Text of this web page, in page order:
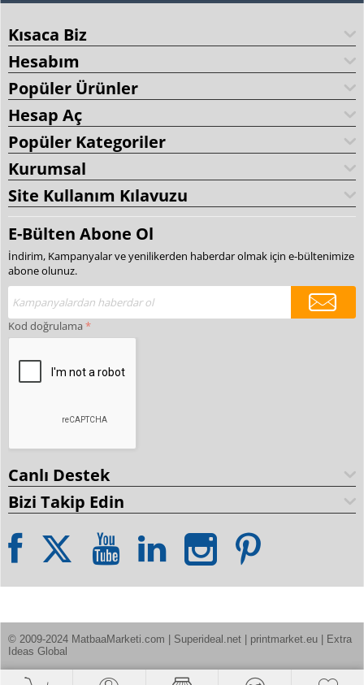
Kısaca Biz
Hesabım
Popüler Ürünler
Hesap Aç
Popüler Kategoriler
Kurumsal
Site Kullanım Kılavuzu
E-Bülten Abone Ol
İndirim, Kampanyalar ve yenilikerden haberdar olmak için e-bültenimize
abone olunuz.
Kod doğrulama
Canlı Destek
Bizi Takip Edin
© 2009-2024 MatbaaMarketi.com | Superideal.net | printmarket.eu | Extra
Ideas Global